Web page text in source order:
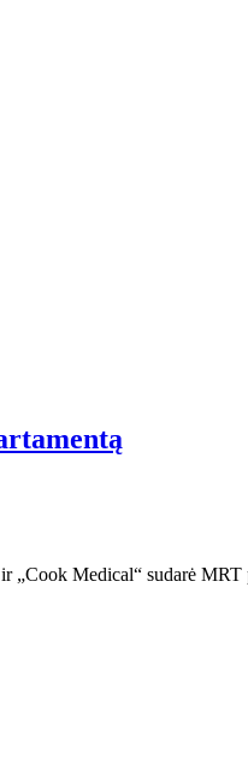
„Cook Medical“ sudarė MRT